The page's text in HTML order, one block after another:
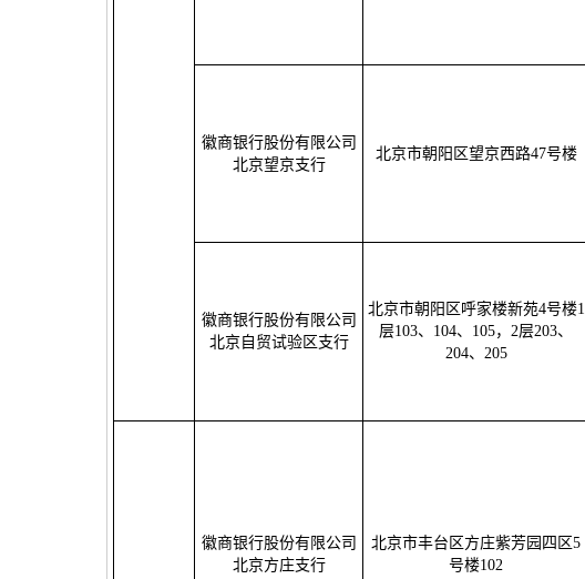
徽商银行股份有限公司
北京望京支行
北京市朝阳区望京西路47号楼
徽商银行股份有限公司
北京自贸试验区支行
北京市朝阳区呼家楼新苑4号楼1
层103、104、105，2层203、
204、205
徽商银行股份有限公司
北京方庄支行
北京市丰台区方庄紫芳园四区5
号楼102